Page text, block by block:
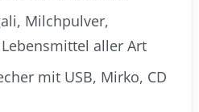
Milchpulver,
aller Art
mit USB, Mirko, CD